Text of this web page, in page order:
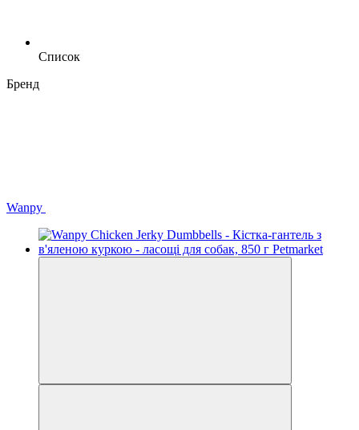
Список
Бренд
Wanpy